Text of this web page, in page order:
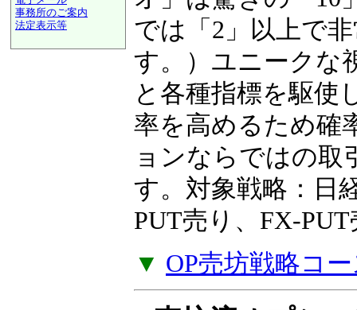
事務所のご案内
法定表示等
オ」は驚きの「10
では「2」以上で
す。）ユニークな
と各種指標を駆使
率を高めるため確
ョンならではの取
す。対象戦略：日
PUT売り、FX-
▼ OP売坊戦略コ